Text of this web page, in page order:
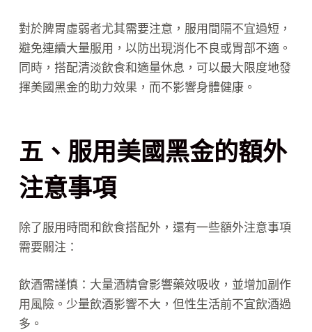
對於脾胃虛弱者尤其需要注意，服用間隔不宜過短，
避免連續大量服用，以防出現消化不良或胃部不適。
同時，搭配清淡飲食和適量休息，可以最大限度地發
揮美國黑金的助力效果，而不影響身體健康。
五、服用美國黑金的額外
注意事項
除了服用時間和飲食搭配外，還有一些額外注意事項
需要關注：
飲酒需謹慎：大量酒精會影響藥效吸收，並增加副作
用風險。少量飲酒影響不大，但性生活前不宜飲酒過
多。